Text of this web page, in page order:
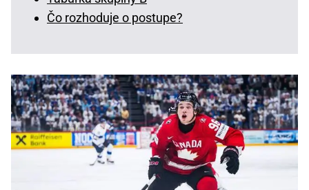
Čo rozhoduje o postupe?